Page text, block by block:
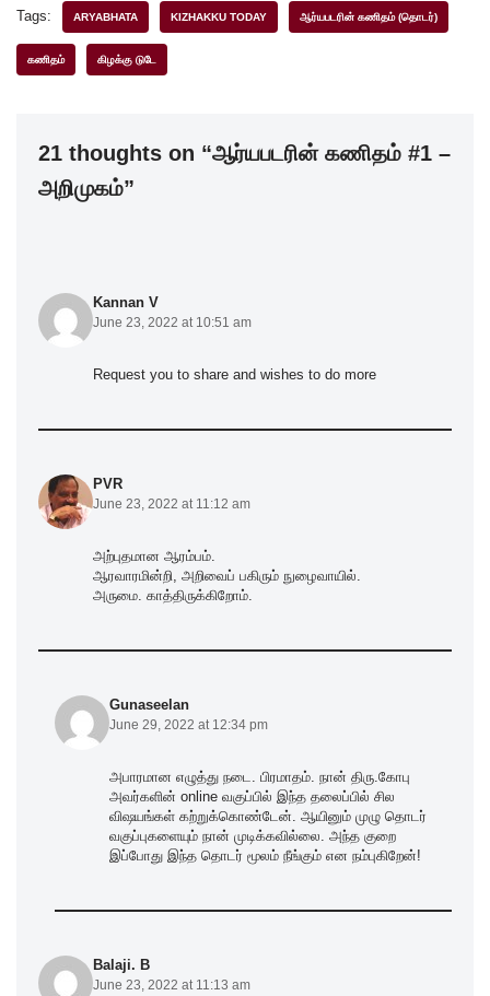
c
e
o
k
tt
er
k
e
at
p
ar
Tags: ARYABHATA KIZHAKKU TODAY ஆர்யபடரின் கணிதம் (தொடர்)
கணிதம் கிழக்கு டுடே
21 thoughts on “ஆர்யபடரின் கணிதம் #1 –
அறிமுகம்”
Kannan V
June 23, 2022 at 10:51 am
Request you to share and wishes to do more
PVR
June 23, 2022 at 11:12 am
அற்புதமான ஆரம்பம்.
ஆரவாரமின்றி, அறிவைப் பகிரும் நுழைவாயில்.
அருமை. காத்திருக்கிறோம்.
Gunaseelan
June 29, 2022 at 12:34 pm
அபாரமான எழுத்து நடை. பிரமாதம். நான் திரு.கோபு
அவர்களின் online வகுப்பில் இந்த தலைப்பில் சில
விஷயங்கள் கற்றுக்கொண்டேன். ஆயினும் முழு தொடர்
வகுப்புகளையும் நான் முடிக்கவில்லை. அந்த குறை
இப்போது இந்த தொடர் மூலம் நீங்கும் என நம்புகிறேன்!
Balaji. B
June 23, 2022 at 11:13 am